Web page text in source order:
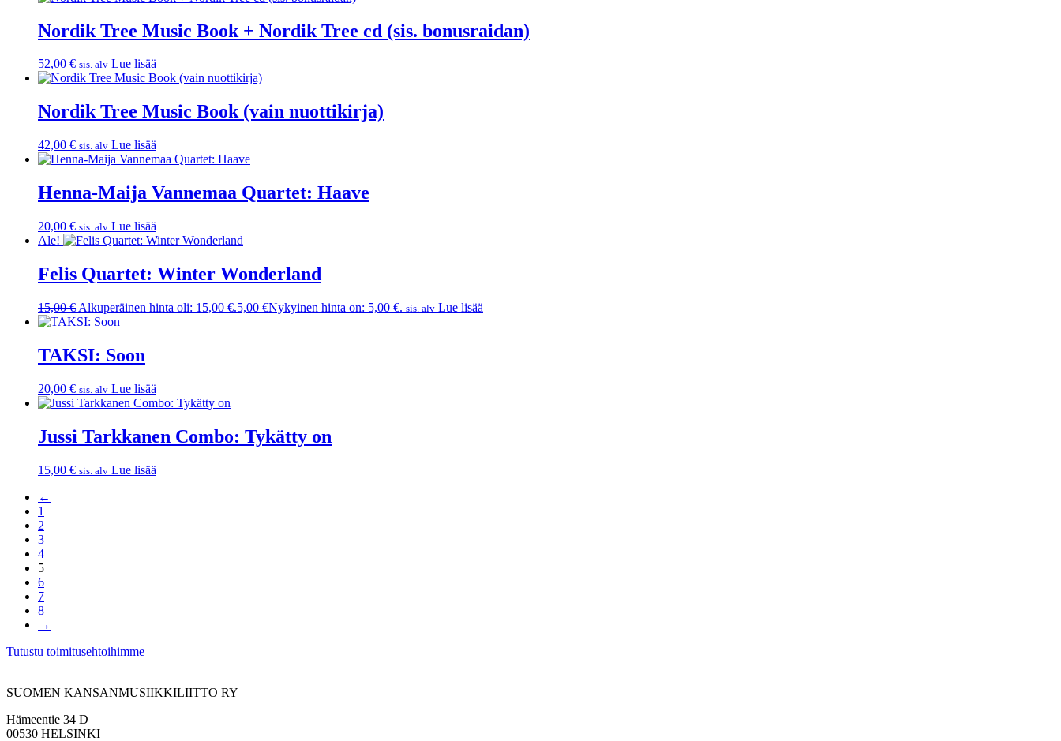
Nordik Tree Music Book + Nordik Tree cd (sis. bonusraidan)
52,00 € sis. alv Lue lisää
Nordik Tree Music Book (vain nuottikirja)
42,00 € sis. alv Lue lisää
Henna-Maija Vannemaa Quartet: Haave
20,00 € sis. alv Lue lisää
Ale!
Felis Quartet: Winter Wonderland
15,00€ Alkuperäinen hinta oli: 15,00 €.5,00 €Nykyinen hinta on: 5,00 €. sis. alv Lue lisää
TAKSI: Soon
20,00 € sis. alv Lue lisää
Jussi Tarkkanen Combo: Tykätty on
15,00 € sis. alv Lue lisää
←
1
2
3
4
5
6
7
8
→
Tutustu toimitusehtoihimme
SUOMEN KANSANMUSIIKKILIITTO RY
Hämeentie 34 D
00530 HELSINKI